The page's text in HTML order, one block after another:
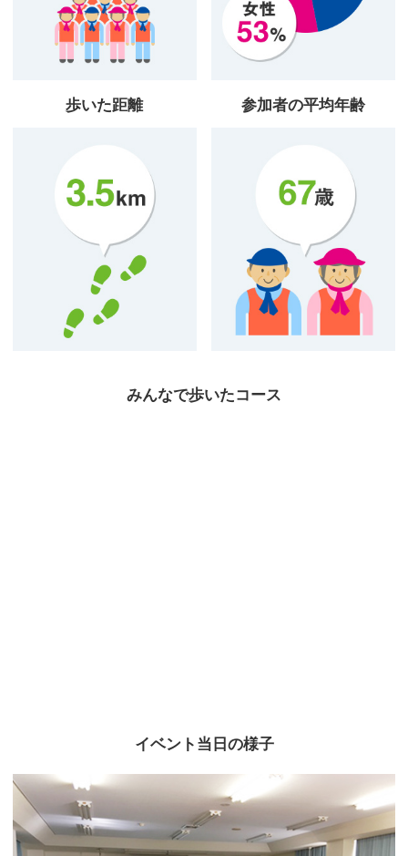
歩いた距離 参加者の平均年齢
みんなで歩いたコース
イベント当日の様子